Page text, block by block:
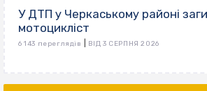
У ДТП у Черкаському районі
мотоцикліст
6 143 переглядів ВІД 3 СЕРПНЯ 2026